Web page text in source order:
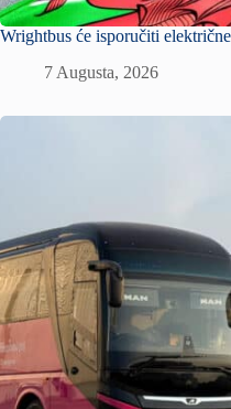
Wrightbus će isporučiti
7 Augusta, 2026